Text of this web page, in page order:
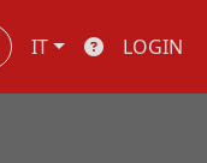
IT LOGIN